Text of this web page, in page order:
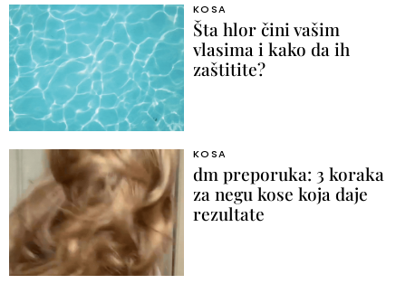
KOSA
Šta hlor čini vašim
vlasima i kako da ih
zaštitite?
KOSA
dm preporuka: 3 koraka
za negu kose koja daje
rezultate